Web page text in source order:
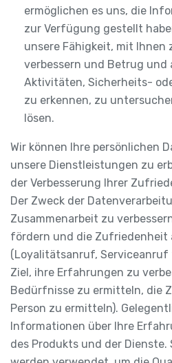
ermöglichen es uns, die
zur Verfügung gestellt
unsere Fähigkeit, mit Ihnen
verbessern und Betrug und
Aktivitäten, Sicherheits-
zu erkennen, zu
lösen.
Wir können Ihre persönlichen
unsere Dienstleistungen zu
der Verbesserung Ihrer
Der Zweck der
Zusammenarbeit zu
fördern und die
(Loyalitätsanruf, Serviceanruf
Ziel, ihre Erfahrungen zu
Bedürfnisse zu ermitteln, die
Person zu ermitteln).
Informationen über Ihre
des Produkts und der